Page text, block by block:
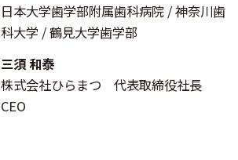
日本大学歯学部附属歯科病院 / 神奈川歯
科大学 / 鶴見大学歯学部
三須 和泰
株式会社ひらまつ 代表取締役社長
CEO